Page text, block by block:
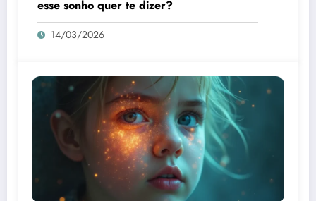
esse sonho quer te dizer?
14/03/2026